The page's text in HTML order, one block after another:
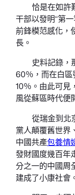
恰是在如許
干部以發明“第
前鋒模范感化，
長。
史料記錄，
60％，而在白區
10％。由此可見
風從蘇區時代便
從瑞金到北
黨人顛覆舊世界
中國共產包養情
發財國度幾百年
分之一的中國周
建成了小康社會